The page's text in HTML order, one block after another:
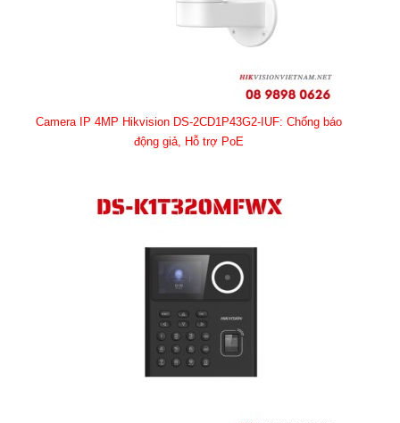
Camera IP 4MP Hikvision DS-2CD1P43G2-IUF: Chống báo
động giả, Hỗ trợ PoE